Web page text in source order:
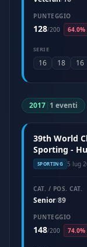
PUNTEGGIO
128/200 64.0%
SERIE
16 18 16
2017| 1 eventi
39th World
Sporting -
SPORTING 5 lug
CAT. / POS. CAT.
Senior/89
PUNTEGGIO
148/200 74.0%